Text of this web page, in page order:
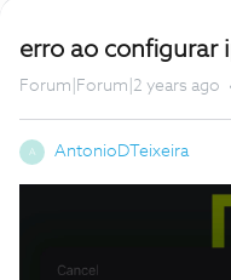
erro ao configurar
Forum|Forum|2 years ago
A AntonioDTeixeira